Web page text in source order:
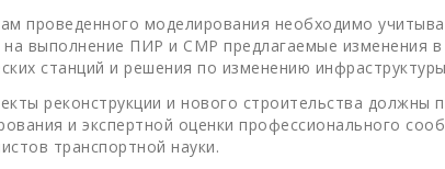
проведенного моделирования необходимо
на выполнение ПИР и СМР предлагаемые изменения
станций и решения по изменению
реконструкции и нового строительства должны
и экспертной оценки профессионального
транспортной науки.